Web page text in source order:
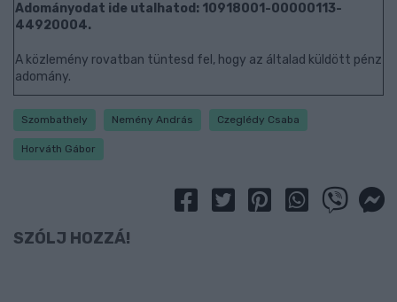
Adományodat ide utalhatod: 10918001-00000113-
44920004.
A közlemény rovatban tüntesd fel, hogy az általad küldött pénz
adomány.
Szombathely Nemény András Czeglédy Csaba
Horváth Gábor
SZÓLJ HOZZÁ!